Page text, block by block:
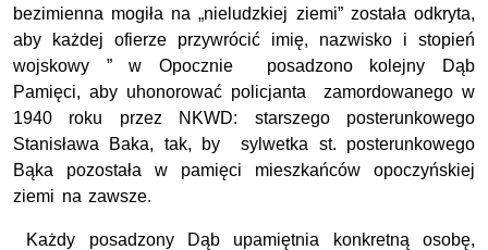
bezimienna mogiła na „nieludzkiej ziemi” została odkryta,
aby każdej ofierze przywrócić imię, nazwisko i stopień
wojskowy ” w Opocznie posadzono kolejny Dąb
Pamięci, aby uhonorować policjanta zamordowanego w
1940 roku przez NKWD: starszego posterunkowego
Stanisława Baka, tak, by sylwetka st. posterunkowego
Bąka pozostała w pamięci mieszkańców opoczyńskiej
ziemi na zawsze.
Każdy posadzony Dąb upamiętnia konkretną osobę,